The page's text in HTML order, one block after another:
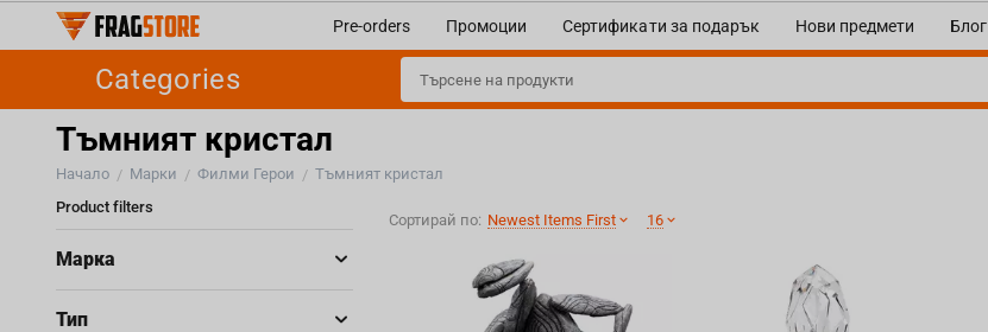
Pre-orders Промоции Сертификати за подарък Нови предмети Блог
Categories
Тъмният кристал
Начало / Марки / Филми Герои / Тъмният кристал
Сортирай по: Newest Items First 16
Product filters
Марка
Тип